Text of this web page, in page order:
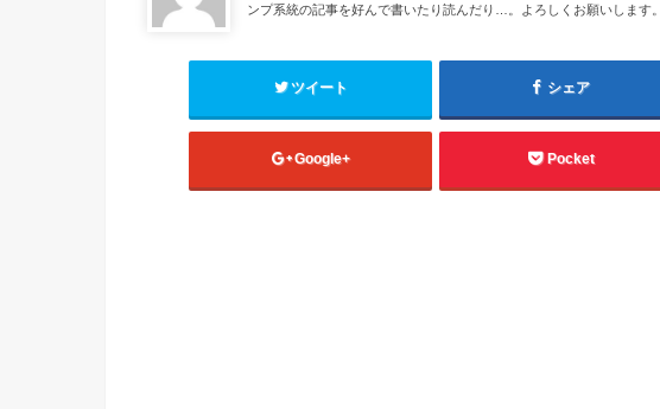
ンプ系統の記事を好んで書いたり読んだり…。よろしくお願いします。
ツイート シェア
Google+ Pocket